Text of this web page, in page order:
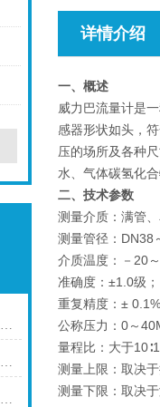
上海仪川射频导纳料位计竟然应用如此广泛
仪川仪表涡街流量计的常见问题及解决方法如下
上海仪川旋进漩涡流量计的特点介绍
详情介绍
一、概述
威力巴流量计是
感器形状如头，
压的场所及各种
水、气体碳氢化
二、技术参数
测量介质：满管
测量管径：
介质温度：－20
准确度：±1.0级；
重复精度：±
公称压力：0～
量程比：大于10∶1
测量上限：取
测量下限：取决